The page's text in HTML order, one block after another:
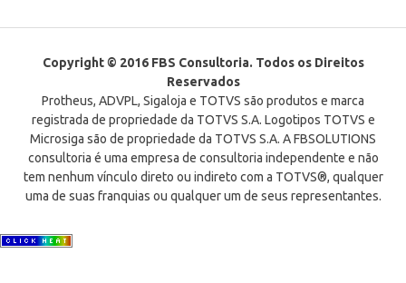
Copyright © 2016 FBS Consultoria. Todos os Direitos
Reservados
Protheus, ADVPL, Sigaloja e TOTVS são produtos e marca
registrada de propriedade da TOTVS S.A. Logotipos TOTVS e
Microsiga são de propriedade da TOTVS S.A. A FBSOLUTIONS
consultoria é uma empresa de consultoria independente e não
tem nenhum vínculo direto ou indireto com a TOTVS®, qualquer
uma de suas franquias ou qualquer um de seus representantes.